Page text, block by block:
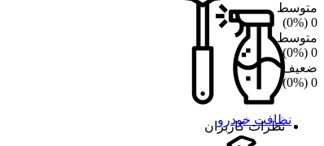
نظافت خودرو
متوسط
0
(0
%
)
متوسط
0
(0
%
)
ضعیف
0
(0
%
)
نظرات کاربران